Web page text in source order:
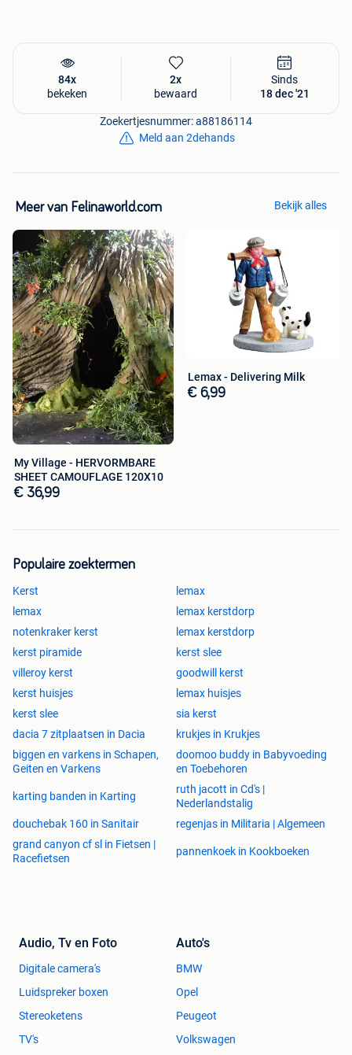
84x
bekeken
2x
bewaard
Sinds
18 dec '21
Zoekertjesnummer: a88186114
Meld aan 2dehands
Meer van Felinaworld.com Bekijk alles
My Village - HERVORMBARE
SHEET CAMOUFLAGE 120X10
€ 36,99
Lemax - Delivering Milk
€ 6,99
Populaire zoektermen
Kerst
lemax
lemax
lemax kerstdorp
notenkraker kerst
lemax kerstdorp
kerst piramide
kerst slee
villeroy kerst
goodwill kerst
kerst huisjes
lemax huisjes
kerst slee
sia kerst
dacia 7 zitplaatsen in Dacia
krukjes in Krukjes
biggen en varkens in Schapen,
Geiten en Varkens
doomoo buddy in Babyvoeding
en Toebehoren
karting banden in Karting
ruth jacott in Cd's |
Nederlandstalig
douchebak 160 in Sanitair
regenjas in Militaria | Algemeen
grand canyon cf sl in Fietsen |
Racefietsen
pannenkoek in Kookboeken
Audio, Tv en Foto
Digitale camera's
Luidspreker boxen
Stereoketens
TV's
Auto's
BMW
Opel
Peugeot
Volkswagen